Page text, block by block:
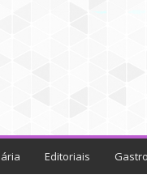
Editoriais